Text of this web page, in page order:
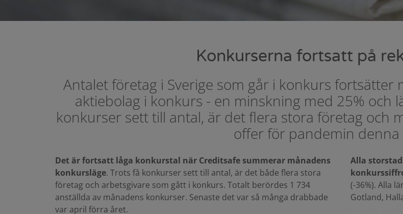
Konkurserna fortsatt på
Antalet företag i Sverige som går i konkurs
aktiebolag i konkurs - en minskning med 25% och
konkurser sett till antal, är det flera stora företag och
offer för pandemin denna
Det är fortsatt låga konkurstal när Creditsafe summerar månadens
konkursläge. Trots få konkurser sett till antal, är det både flera stora
företag och arbetsgivare som gått i konkurs. Totalt berördes 1 734
anställda av månadens konkurser. Senaste det var så många drabbade
var april förra året.
Alla
(-36%). Alla
Gotland,